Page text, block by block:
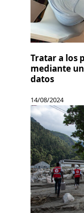
Tratar a los
mediante
datos
14/08/2024